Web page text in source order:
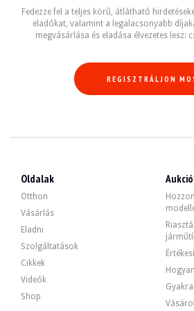
0322 Komfort hozzáférés
03AG Tolatókamera
03AT Szaténozott alumínium tetőlécek
0420 Sötétített üvegezés
0430 A háttérvilágítás automatikus ki/
0431 Automatikus nappali/éjszakai belső
0521 Esőérzékelő
0534 Automatikus légkondicionáló
0563 Világítási készlet
05A1 LED ködlámpák
05AC Távolsági asszisztens
05AG Sávelhagyásra figyelmeztetés
05AS Vezetőasszisztens
05DC Összecsukható hátsó fejtámla
05DF Sebességtartó automatika
0609 Navigációs rendszer Professional
Fedezze fel a teljes körű, átlátható
eladókat, valamint a legalacsonyabb
megvásárlása és eladása élvezetes lesz:
REGISZTRÁLJON
Oldalak
Otthon
Vásárlás
Eladni
Szolgáltatások
Cikkek
Videók
Shop